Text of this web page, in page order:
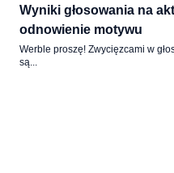
Wyniki głosowania na
odnowienie motywu
Werble proszę! Zwycięzcami w
są...